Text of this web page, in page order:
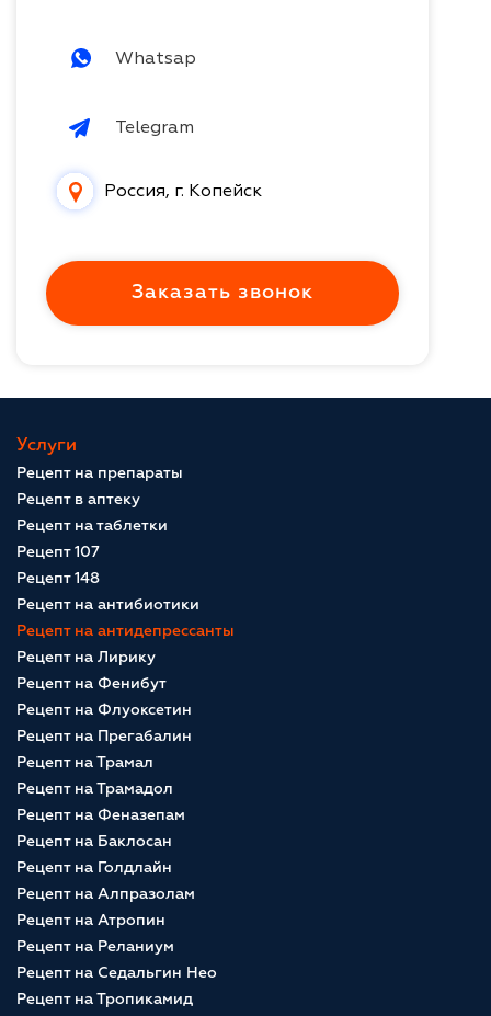
Whatsap
Telegram
Россия, г. Копейск
Заказать звонок
Услуги
Рецепт на препараты
Рецепт в аптеку
Рецепт на таблетки
Рецепт 107
Рецепт 148
Рецепт на антибиотики
Рецепт на антидепрессанты
Рецепт на Лирику
Рецепт на Фенибут
Рецепт на Флуоксетин
Рецепт на Прегабалин
Рецепт на Трамал
Рецепт на Трамадол
Рецепт на Феназепам
Рецепт на Баклосан
Рецепт на Голдлайн
Рецепт на Алпразолам
Рецепт на Атропин
Рецепт на Реланиум
Рецепт на Седальгин Нео
Рецепт на Тропикамид